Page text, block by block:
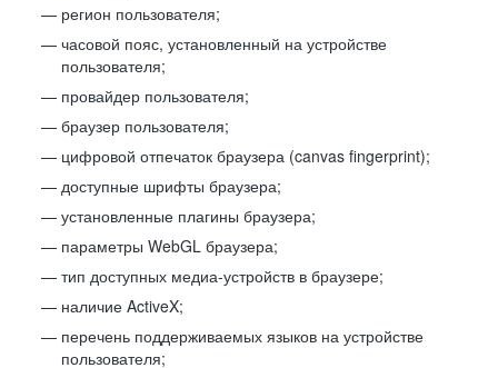
регион пользователя;
часовой пояс, установленный на устройстве
пользователя;
провайдер пользователя;
браузер пользователя;
цифровой отпечаток браузера (canvas fingerprint);
доступные шрифты браузера;
установленные плагины браузера;
параметры WebGL браузера;
тип доступных медиа-устройств в браузере;
наличие ActiveX;
перечень поддерживаемых языков на устройстве
пользователя;